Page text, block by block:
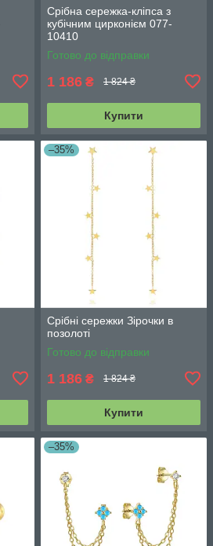
Срібна сережка-кліпса з
кубічним цирконієм 077-
10410
Готово до відправки
1 186 ₴ 1 824 ₴
Купити
–35%
Срібні сережки Зірочки в
позолоті
Готово до відправки
1 186 ₴ 1 824 ₴
Купити
–35%